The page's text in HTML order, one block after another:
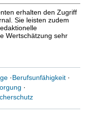
erhalten den Zugriff
Sie leisten zudem
Wertschätzung sehr
·Berufsunfähigkeit ·
·